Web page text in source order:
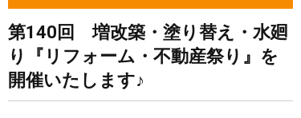
第140回 増改築・塗り替え・水廻
り『リフォーム・不動産祭り』を
開催いたします♪